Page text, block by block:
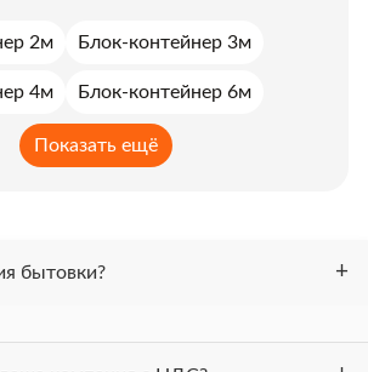
2м Блок-контейнер 3м
4м Блок-контейнер 6м
7м Блок-контейнер 8м
Показать ещё
бытовки?